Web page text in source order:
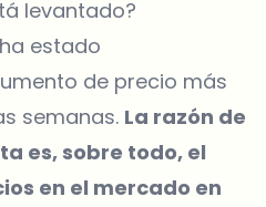
levantado?
estado
de precio más
semanas. La razón de
es, sobre todo, el
en el mercado en